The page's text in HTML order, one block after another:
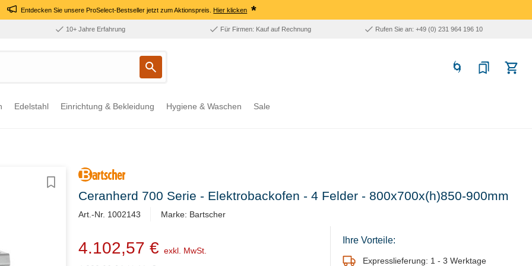
Entdecken Sie unsere ProSelect-Bestseller jetzt zum Aktionspreis.Hier klicken *
10+ Jahre Erfahrung Für Firmen: Kauf auf Rechnung Rufen Sie an: +49 (0) 231 964 196 10
Edelstahl Einrichtung & Bekleidung Hygiene & Waschen Sale
Ceranherd 700 Serie - Elektrobackofen - 4 Felder - 800x700x(h)850-900mm
Art.-Nr. 1002143 Marke: Bartscher
4.102,57 € exkl. MwSt.
Ihre Vorteile:
Expresslieferung: 1 - 3 Werktage